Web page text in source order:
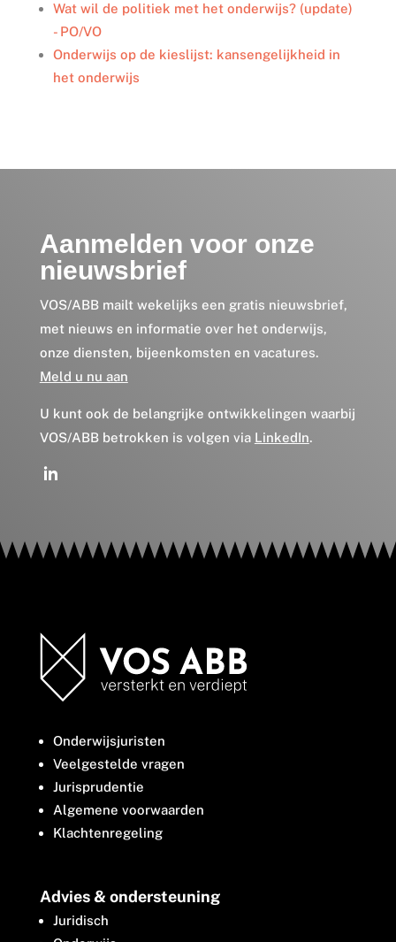
Wat wil de politiek met het onderwijs? (update)
- PO/VO
Onderwijs op de kieslijst: kansengelijkheid in
het onderwijs
Aanmelden voor onze
nieuwsbrief
VOS/ABB mailt wekelijks een gratis nieuwsbrief,
met nieuws en informatie over het onderwijs,
onze diensten, bijeenkomsten en vacatures.
Meld u nu aan
U kunt ook de belangrijke ontwikkelingen waarbij
VOS/ABB betrokken is volgen via LinkedIn.
Onderwijsjuristen
Veelgestelde vragen
Jurisprudentie
Algemene voorwaarden
Klachtenregeling
Advies & ondersteuning
Juridisch